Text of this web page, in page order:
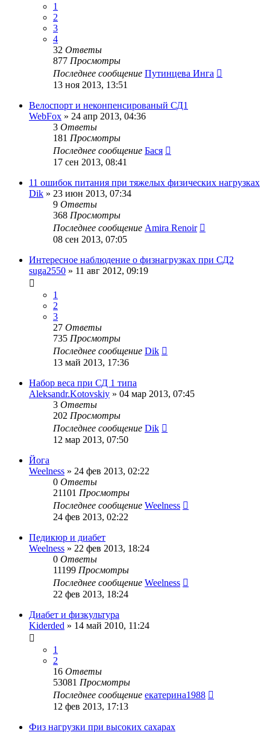
1
2
3
4
32 Ответы
877 Просмотры
Последнее сообщение Путинцева Инга
13 ноя 2013, 13:51
Велоспорт и неконпенсированый СД1
WebFox » 24 апр 2013, 04:36
3 Ответы
181 Просмотры
Последнее сообщение Бася
17 сен 2013, 08:41
11 ошибок питания при тяжелых физических нагрузках
Dik » 23 июн 2013, 07:34
9 Ответы
368 Просмотры
Последнее сообщение Amira Renoir
08 сен 2013, 07:05
Интересное наблюдение о физнагрузках при СД2
suga2550 » 11 авг 2012, 09:19
1
2
3
27 Ответы
735 Просмотры
Последнее сообщение Dik
13 май 2013, 17:36
Набор веса при СД 1 типа
Aleksandr.Kotovskiy » 04 мар 2013, 07:45
3 Ответы
202 Просмотры
Последнее сообщение Dik
12 мар 2013, 07:50
Йога
Weelness » 24 фев 2013, 02:22
0 Ответы
21101 Просмотры
Последнее сообщение Weelness
24 фев 2013, 02:22
Педикюр и диабет
Weelness » 22 фев 2013, 18:24
0 Ответы
11199 Просмотры
Последнее сообщение Weelness
22 фев 2013, 18:24
Диабет и физкультура
Kiderded » 14 май 2010, 11:24
1
2
16 Ответы
53081 Просмотры
Последнее сообщение екатерина1988
12 фев 2013, 17:13
Физ нагрузки при высоких сахарах